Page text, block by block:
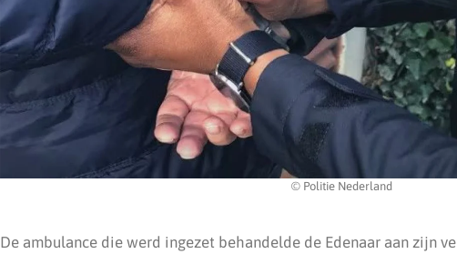
© Politie Nederland
De ambulance die werd ingezet behandelde de Edenaar aan zijn